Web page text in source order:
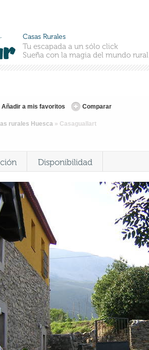
Casas Rurales
Tu escapada a un sólo click
Sueña con la magia del mundo rural
Añadir a mis favoritos Comparar
rurales Huesca » Casaguallart
Disponibilidad